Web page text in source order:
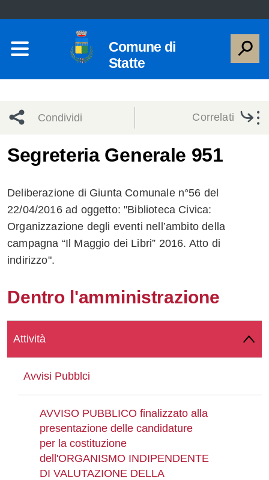
Comune di
Statte
Condividi
network
Condividi
Condividi
Facebook
su
Twitter
Condividi
su
Condividi
Whatsapp
Correlati
Segreteria Generale 951
Deliberazione di Giunta Comunale n°56 del
22/04/2016 ad oggetto: "Biblioteca Civica:
Organizzazione degli eventi nell’ambito della
campagna “Il Maggio dei Libri” 2016. Atto di
indirizzo".
Dentro l'amministrazione
Attività
Avvisi Pubblci
AVVISO PUBBLICO finalizzato alla
presentazione delle candidature
per la costituzione
dell'ORGANISMO INDIPENDENTE
DI VALUTAZIONE DELLA